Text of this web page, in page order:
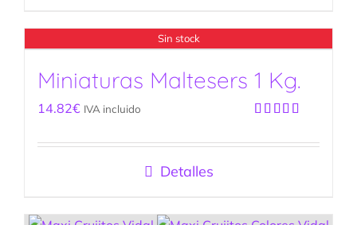
Sin stock
Miniaturas Maltesers 1 Kg.
con5.00de
14.82€ IVA incluido
Detalles